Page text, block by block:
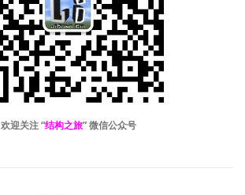
欢迎关注 “结构之旅” 微信公众号